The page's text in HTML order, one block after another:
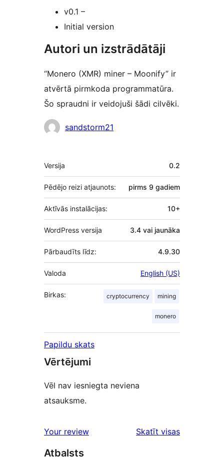
v0.1 –
Initial version
Autori un izstrādātāji
“Monero (XMR) miner – Moonify” ir
atvērtā pirmkoda programmatūra.
Šo spraudni ir veidojuši šādi cilvēki.
Līdzdalībnieki
sandstorm21
Meta
Versija 0.2
Pēdējo reizi atjaunots: pirms 9 gadiem
Aktīvās instalācijas: 10+
WordPress versija 3.4 vai jaunāka
Pārbaudīts līdz: 4.9.30
Valoda English (US)
Birkas: cryptocurrency mining
monero
Papildu skats
Vērtējumi
Vēl nav iesniegta neviena
atsauksme.
Your review Skatīt visasatsauksmes
Atbalsts